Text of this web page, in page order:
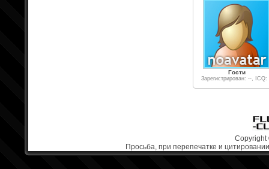
Гости
Зарегистрирован: --, ICQ:
Copyright
Просьба, при перепечатке и